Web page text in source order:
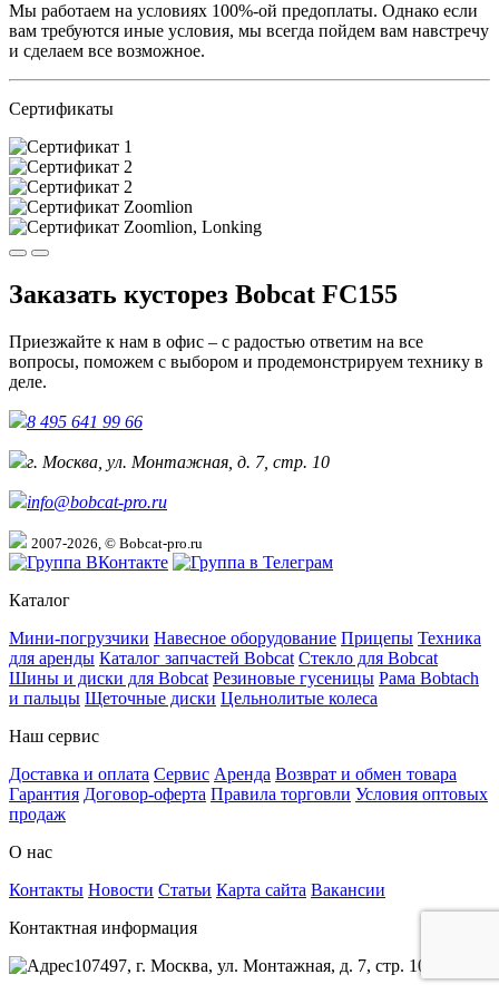
Мы работаем на условиях 100%-ой предоплаты. Однако если
вам требуются иные условия, мы всегда пойдем вам навстречу
и сделаем все возможное.
Сертификаты
Заказать кусторез Bobcat FC155
Приезжайте к нам в офис – с радостью ответим на все
вопросы, поможем с выбором и продемонстрируем технику в
деле.
8 495 641 99 66
г. Москва, ул. Монтажная, д. 7, стр. 10
info@bobcat-pro.ru
2007-2026, © Bobcat-pro.ru
Каталог
Мини-погрузчики Навесное оборудование Прицепы Техника
для аренды Каталог запчастей Bobcat Стекло для Bobcat
Шины и диски для Bobcat Резиновые гусеницы Рама Bobtach
и пальцы Щеточные диски Цельнолитые колеса
Наш сервис
Доставка и оплата Сервис Аренда Возврат и обмен товара
Гарантия Договор-оферта Правила торговли Условия оптовых
продаж
О нас
Контакты Новости Статьи Карта сайта Вакансии
Контактная информация
107497, г. Москва, ул. Монтажная, д. 7, стр. 10